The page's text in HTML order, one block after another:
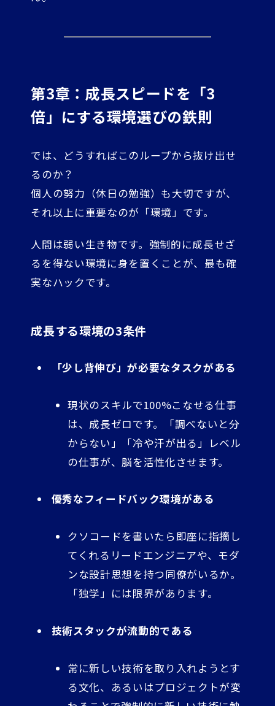
第3章：成長スピードを「3
倍」にする環境選びの鉄則
では、どうすればこのループから抜け出せ
るのか？
個人の努力（休日の勉強）も大切ですが、
それ以上に重要なのが「環境」です。
人間は弱い生き物です。強制的に成長せざ
るを得ない環境に身を置くことが、最も確
実なハックです。
成長する環境の3条件
「少し背伸び」が必要なタスクがある
現状のスキルで100%こなせる仕事
は、成長ゼロです。「調べないと分
からない」「冷や汗が出る」レベル
の仕事が、脳を活性化させます。
優秀なフィードバック環境がある
クソコードを書いたら即座に指摘し
てくれるリードエンジニアや、モダ
ンな設計思想を持つ同僚がいるか。
「独学」には限界があります。
技術スタックが流動的である
常に新しい技術を取り入れようとす
る文化、あるいはプロジェクトが変